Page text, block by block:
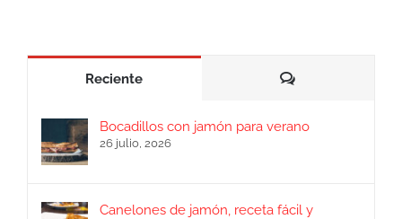
Reciente Comentarios
Bocadillos con jamón para verano
26 julio, 2026
Canelones de jamón, receta fácil y